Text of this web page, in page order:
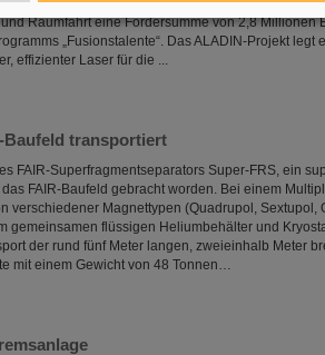
Raumfahrt eine Fördersumme von 2,8 Millionen
„Fusionstalente“. Das ALADIN-Projekt legt
effizienter Laser für die ...
Baufeld transportiert
FAIR-Superfragmentseparators Super-FRS, ein
FAIR-Baufeld gebracht worden. Bei einem
verschiedener Magnettypen (Quadrupol, Sextupol,
gemeinsamen flüssigen Heliumbehälter und
der rund fünf Meter langen, zweieinhalb Meter
mit einem Gewicht von 48 Tonnen…